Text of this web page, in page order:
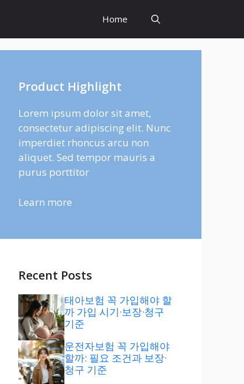
Home
Product Highlight
Lorem ipsum dolor sit amet,
consectetur adipiscing elit. Nunc
imperdiet rhoncus arcu non
aliquet. Sed tempor mauris a
purus porttitor
Learn more
Recent Posts
태아보험 꼭 가입해야 할
까 가입 시기·보장·청구
기준
운전자보험 꼭 가입해야
할까: 필요 조건과 보장·
청구 기준